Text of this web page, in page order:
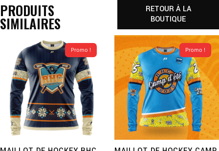
PRODUITS
SIMILAIRES
RETOUR À LA
BOUTIQUE
Promo !
PRIX
INITIAL
ÉTAIT :
69,00€.
LE
PRIX
ACTUEL
EST :
60,00€.
Promo !
LE
PRIX
INITIAL
ÉTAIT :
69,00€.
LE
PRIX
ACTUEL
EST :
60,00€.